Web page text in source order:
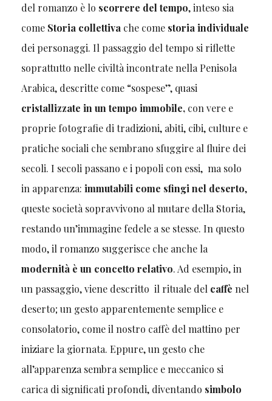
del romanzo è lo scorrere del tempo, inteso sia
come Storia collettiva che come storia individuale
dei personaggi. Il passaggio del tempo si riflette
soprattutto nelle civiltà incontrate nella Penisola
Arabica, descritte come “sospese”, quasi
cristallizzate in un tempo immobile,con vere e
proprie fotografie di tradizioni, abiti, cibi, culture e
pratiche sociali che sembrano sfuggire al fluire dei
secoli. I secoli passano e i popoli con essi, ma solo
in apparenza: immutabili come sfingi nel deserto,
queste società sopravvivono al mutare della Storia,
restando un’immagine fedele a se stesse. In questo
modo, il romanzo suggerisce che anche la
modernità è un concetto relativo. Ad esempio, in
un passaggio, viene descritto il rituale del caffè nel
deserto; un gesto apparentemente semplice e
consolatorio, come il nostro caffè del mattino per
iniziare la giornata. Eppure, un gesto che
all’apparenza sembra semplice e meccanico si
carica di significati profondi, diventando simbolo